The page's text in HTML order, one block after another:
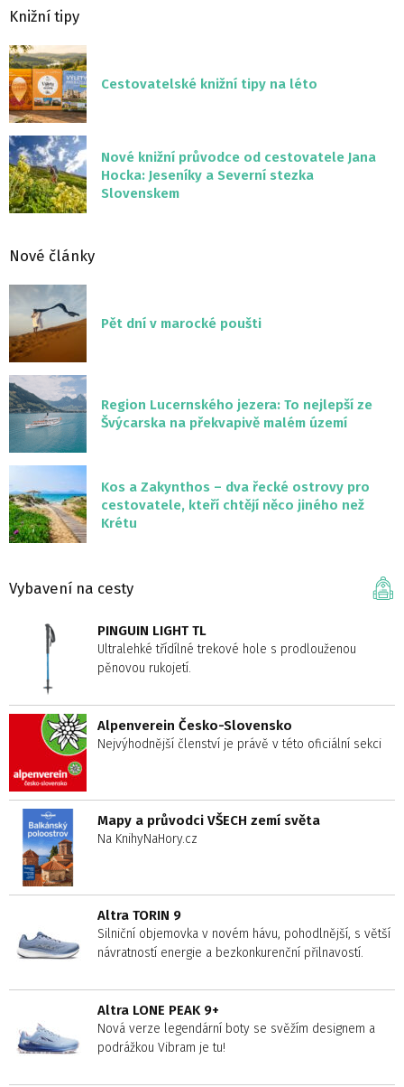
Knižní tipy
Cestovatelské knižní tipy na léto
Nové knižní průvodce od cestovatele Jana
Hocka: Jeseníky a Severní stezka
Slovenskem
Nové články
Pět dní v marocké poušti
Region Lucernského jezera: To nejlepší ze
Švýcarska na překvapivě malém území
Kos a Zakynthos – dva řecké ostrovy pro
cestovatele, kteří chtějí něco jiného než
Krétu
Vybavení na cesty
PINGUIN LIGHT TL
Ultralehké třídílné trekové hole s prodlouženou
pěnovou rukojetí.
Alpenverein Česko-Slovensko
Nejvýhodnější členství je právě v této oficiální sekci
Mapy a průvodci VŠECH zemí světa
Na KnihyNaHory.cz
Altra TORIN 9
Silniční objemovka v novém hávu, pohodlnější, s větší
návratností energie a bezkonkurenční přilnavostí.
Altra LONE PEAK 9+
Nová verze legendární boty se svěžím designem a
podrážkou Vibram je tu!